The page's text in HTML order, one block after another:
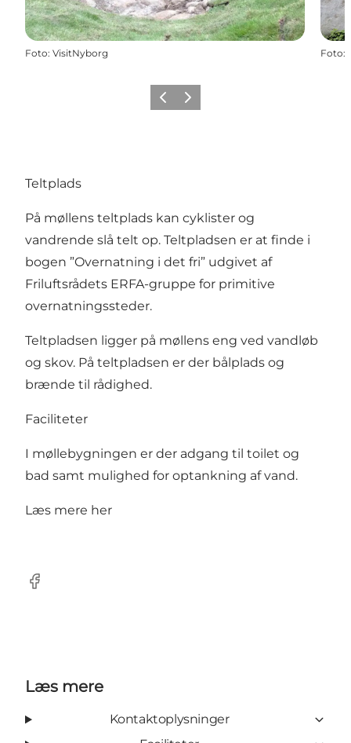
Foto: VisitNyborg Foto:
ForrigeNæste
Teltplads
På møllens teltplads kan cyklister og
vandrende slå telt op. Teltpladsen er at finde i
bogen ”Overnatning i det fri” udgivet af
Friluftsrådets ERFA-gruppe for primitive
overnatningssteder.
Teltpladsen ligger på møllens eng ved vandløb
og skov. På teltpladsen er der bålplads og
brænde til rådighed.
Faciliteter
I møllebygningen er der adgang til toilet og
bad samt mulighed for optankning af vand.
Læs mere her
Facebook
Læs mere
Kontaktoplysninger